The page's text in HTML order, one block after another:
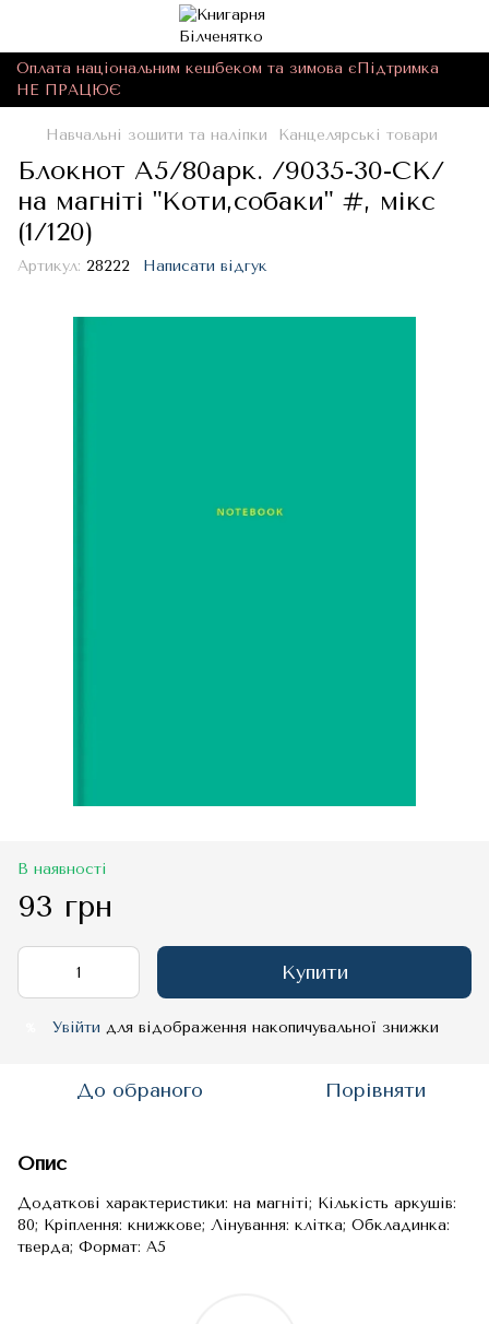
Оплата національним кешбеком та зимова єПідтримка
НЕ ПРАЦЮЄ
Навчальні зошити та наліпки Канцелярські товари
Блокнот А5/80арк. /9035-30-CK/
на магніті "Коти,собаки" #, мікс
(1/120)
Артикул: 28222 Написати відгук
В наявності
93 грн
Купити
Увійти для відображення накопичувальної знижки
До обраного Порівняти
Опис
Додаткові характеристики: на магніті; Кількість аркушів:
80; Кріплення: книжкове; Лінування: клітка; Обкладинка:
тверда; Формат: A5